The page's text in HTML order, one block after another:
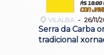
VILALBA 26/11/
Serra da Carba
tradicional